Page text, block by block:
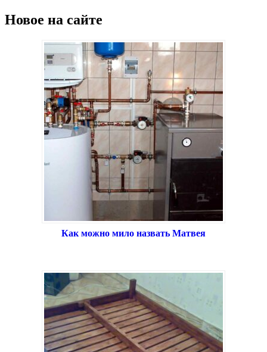
Новое на сайте
Как можно мило назвать Матвея